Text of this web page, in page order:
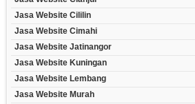
Jasa Website Cililin
Jasa Website Cimahi
Jasa Website Jatinangor
Jasa Website Kuningan
Jasa Website Lembang
Jasa Website Murah